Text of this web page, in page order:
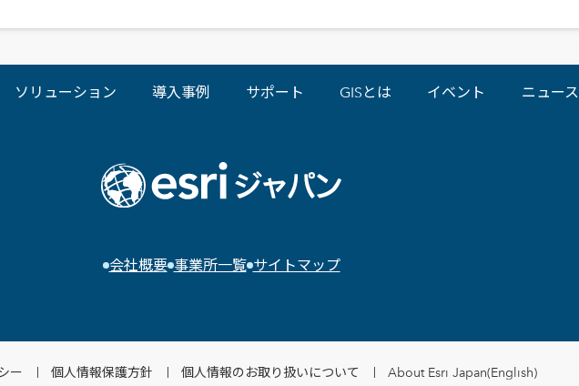
ソリューション 導入事例 サポート GISとは イベント ニュース
会社概要 事業所一覧 サイトマップ
ー 個人情報保護方針 個人情報のお取り扱いについて About Esri Japan(English)